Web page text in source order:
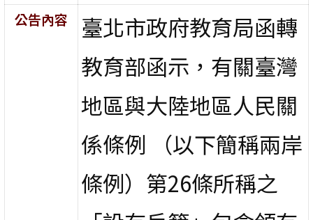
公告內容
臺北市政府教育局函轉
教育部函示，有關臺灣
地區與大陸地區人民關
係條例 （以下簡稱兩岸
條例）第26條所稱之